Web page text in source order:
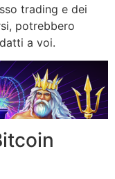
trading e dei
potrebbero
a voi.